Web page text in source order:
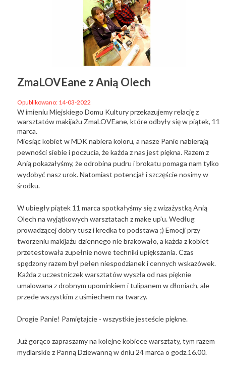
ZmaLOVEane z Anią Olech
Opublikowano: 14-03-2022
W imieniu Miejskiego Domu Kultury przekazujemy relację z
warsztatów makijażu ZmaLOVEane, które odbyły się w piątek, 11
marca.
Miesiąc kobiet w MDK nabiera koloru, a nasze Panie nabierają
pewności siebie i poczucia, że każda z nas jest piękna. Razem z
Anią pokazałyśmy, że odrobina pudru i brokatu pomaga nam tylko
wydobyć nasz urok. Natomiast potencjał i szczęście nosimy w
środku.
W ubiegły piątek 11 marca spotkałyśmy się z wizażystką Anią
Olech na wyjątkowych warsztatach z make up'u. Według
prowadzącej dobry tusz i kredka to podstawa ;) Emocji przy
tworzeniu makijażu dziennego nie brakowało, a każda z kobiet
przetestowała zupełnie nowe techniki upiększania. Czas
spędzony razem był pełen niespodzianek i cennych wskazówek.
Każda z uczestniczek warsztatów wyszła od nas pięknie
umalowana z drobnym upominkiem i tulipanem w dłoniach, ale
przede wszystkim z uśmiechem na twarzy.
Drogie Panie! Pamiętajcie - wszystkie jesteście piękne.
Już gorąco zapraszamy na kolejne kobiece warsztaty, tym razem
mydlarskie z Panną Dziewanną w dniu 24 marca o godz.16.00.